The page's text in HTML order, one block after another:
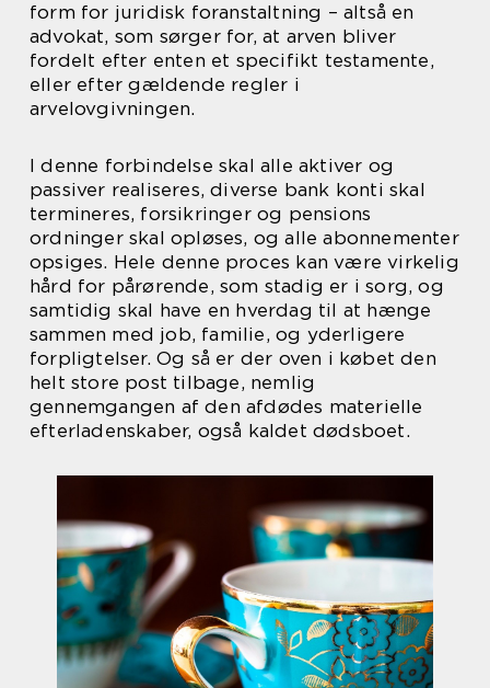
form for juridisk foranstaltning – altså en
advokat, som sørger for, at arven bliver
fordelt efter enten et specifikt testamente,
eller efter gældende regler i
arvelovgivningen.
I denne forbindelse skal alle aktiver og
passiver realiseres, diverse bank konti skal
termineres, forsikringer og pensions
ordninger skal opløses, og alle abonnementer
opsiges. Hele denne proces kan være virkelig
hård for pårørende, som stadig er i sorg, og
samtidig skal have en hverdag til at hænge
sammen med job, familie, og yderligere
forpligtelser. Og så er der oven i købet den
helt store post tilbage, nemlig
gennemgangen af den afdødes materielle
efterladenskaber, også kaldet dødsboet.